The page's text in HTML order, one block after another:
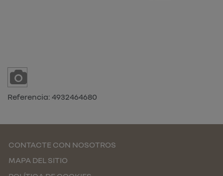
Referencia: 4932464680
CONTACTE CON NOSOTROS
MAPA DEL SITIO